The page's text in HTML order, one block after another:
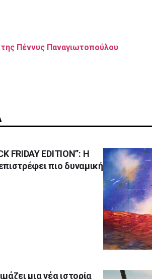
της Πέννυς Παναγιωτοπούλου
FRIDAY EDITION”: Η
πιο δυναμική
μια νέα ιστορία